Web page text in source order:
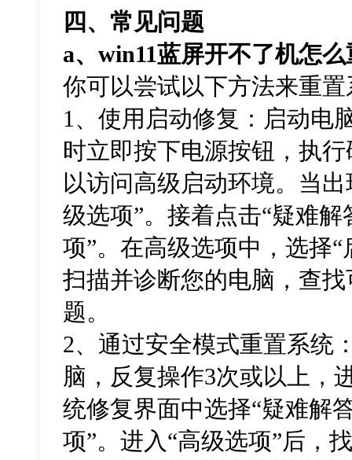
四、常见问题
a、win11蓝屏开不了机怎
你可以尝试以下方法来重置
1、使用启动修复：启动电
时立即按下电源按钮，执
以访问高级启动环境。当
级选项”。接着点击“疑难
项”。在高级选项中，选择“
扫描并诊断您的电脑，查
题。
2、通过安全模式重置系统
脑，反复操作3次或以上，
统修复界面中选择“疑难解
项”。进入“高级选项”后，